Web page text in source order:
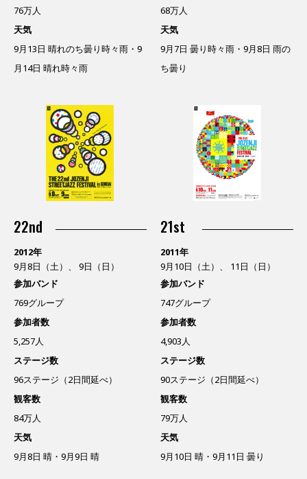
76万人
天気
9月13日 晴れのち曇り時々雨・9
月14日 晴れ時々雨
68万人
天気
9月7日 曇り時々雨・9月8日 雨の
ち曇り
22nd
2012年
9月8日（土）、 9日（日）
参加バンド
769グループ
参加者数
5,257人
ステージ数
96ステージ（2日間延べ）
観客数
84万人
天気
9月8日 晴・9月9日 晴
21st
2011年
9月10日（土）、 11日（日）
参加バンド
747グループ
参加者数
4,903人
ステージ数
90ステージ（2日間延べ）
観客数
79万人
天気
9月10日 晴・9月11日 曇り